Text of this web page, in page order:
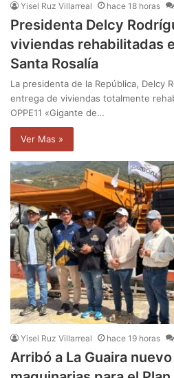
Yisel Ruz Villarreal hace 18 horas
Presidenta Delcy
viviendas rehabilitadas
Santa Rosalía
La presidenta de la República, Delcy
entrega de viviendas totalmente
OPPE11 «Gigante de…
Ver Mas »
Yisel Ruz Villarreal hace 19 horas
Arribó a La Guaira